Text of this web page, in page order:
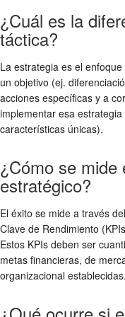
¿Cuál es la
táctica?
La estrategia es el
un objetivo (ej.
acciones específicas y a
implementar esa
características únicas).
¿Cómo se mide
estratégico?
El éxito se mide a través
Clave de Rendimiento
Estos KPIs deben ser
metas financieras, de
organizacional establecidas.